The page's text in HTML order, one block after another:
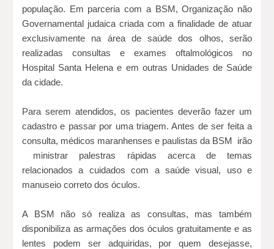
população. Em parceria com a BSM, Organização não
Governamental judaica criada com a finalidade de atuar
exclusivamente na área de saúde dos olhos, serão
realizadas consultas e exames oftalmológicos no
Hospital Santa Helena e em outras Unidades de Saúde
da cidade.
Para serem atendidos, os pacientes deverão fazer um
cadastro e passar por uma triagem. Antes de ser feita a
consulta, médicos maranhenses e paulistas da BSM irão
ministrar palestras rápidas acerca de temas
relacionados a cuidados com a saúde visual, uso e
manuseio correto dos óculos.
A BSM não só realiza as consultas, mas também
disponibiliza as armações dos óculos gratuitamente e as
lentes podem ser adquiridas, por quem desejasse,